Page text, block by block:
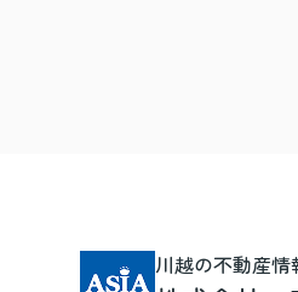
川越の不動産